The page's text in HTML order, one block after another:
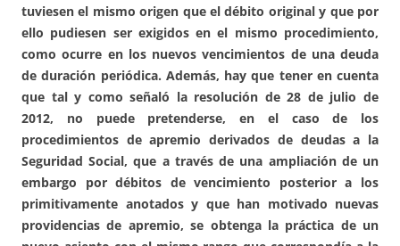
tuviesen el mismo origen que el débito original y que por
ello pudiesen ser exigidos en el mismo procedimiento,
como ocurre en los nuevos vencimientos de una deuda
de duración periódica. Además, hay que tener en cuenta
que tal y como señaló la resolución de 28 de julio de
2012, no puede pretenderse, en el caso de los
procedimientos de apremio derivados de deudas a la
Seguridad Social, que a través de una ampliación de un
embargo por débitos de vencimiento posterior a los
primitivamente anotados y que han motivado nuevas
providencias de apremio, se obtenga la práctica de un